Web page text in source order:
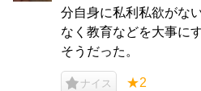
分自身に私利私欲がな
なく教育などを大事に
そうだった。
ナイス ★2